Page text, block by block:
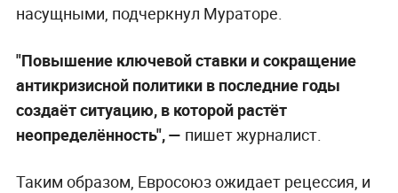
насущными, подчеркнул Мураторе.
"Повышение ключевой ставки и сокращение
антикризисной политики в последние годы
создаёт ситуацию, в которой растёт
неопределённость", — пишет журналист.
Таким образом, Евросоюз ожидает рецессия, и